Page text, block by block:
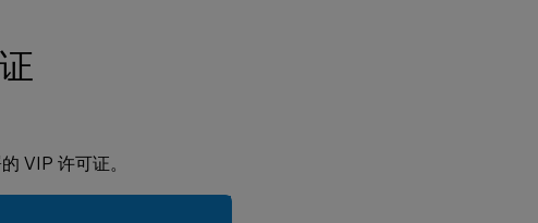
VIP 许可证。